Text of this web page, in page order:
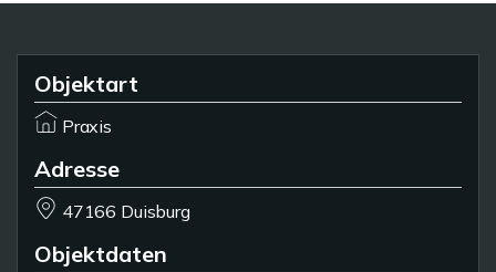
Objektart
Praxis
Adresse
47166 Duisburg
Objektdaten